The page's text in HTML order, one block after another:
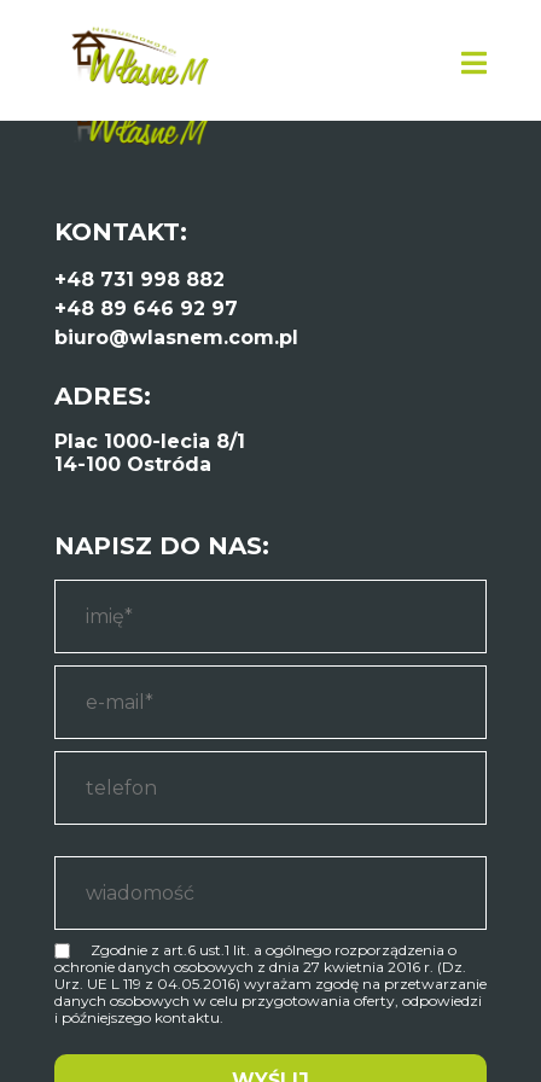
KONTAKT:
+48 731 998 882
+48 89 646 92 97
biuro@wlasnem.com.pl
ADRES:
Plac 1000-lecia 8/1
14-100 Ostróda
NAPISZ DO NAS:
Zgodnie z art.6 ust.1 lit. a ogólnego rozporządzenia o
ochronie danych osobowych z dnia 27 kwietnia 2016 r. (Dz.
Urz. UE L 119 z 04.05.2016) wyrażam zgodę na przetwarzanie
danych osobowych w celu przygotowania oferty, odpowiedzi
i późniejszego kontaktu.